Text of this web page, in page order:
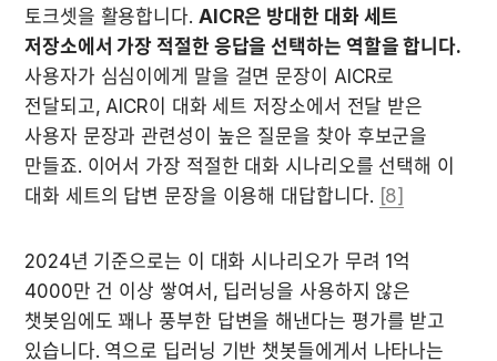
토크셋을 활용합니다. AICR은 방대한 대화 세트
저장소에서 가장 적절한 응답을 선택하는 역할을 합니다.
사용자가 심심이에게 말을 걸면 문장이 AICR로
전달되고, AICR이 대화 세트 저장소에서 전달 받은
사용자 문장과 관련성이 높은 질문을 찾아 후보군을
만들죠. 이어서 가장 적절한 대화 시나리오를 선택해 이
대화 세트의 답변 문장을 이용해 대답합니다. [8]
2024년 기준으로는 이 대화 시나리오가 무려 1억
4000만 건 이상 쌓여서, 딥러닝을 사용하지 않은
챗봇임에도 꽤나 풍부한 답변을 해낸다는 평가를 받고
있습니다. 역으로 딥러닝 기반 챗봇들에게서 나타나는